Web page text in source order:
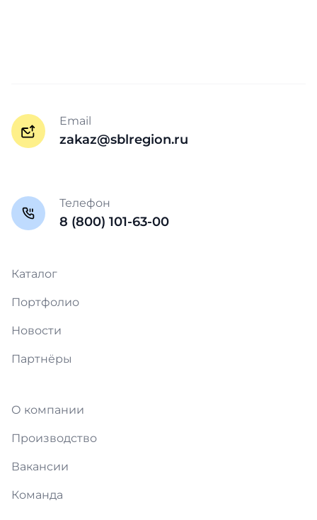
Email
zakaz@sblregion.ru
Телефон
8 (800) 101-63-00
Каталог
Портфолио
Новости
Партнёры
О компании
Производство
Вакансии
Команда